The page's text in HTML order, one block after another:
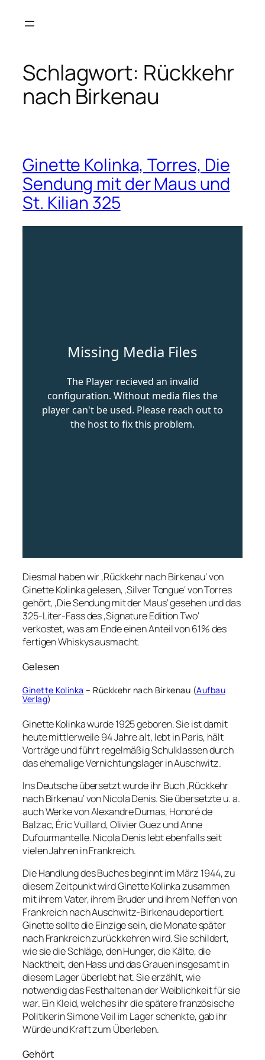
Inhalt
Schlagwort: Rückkehr
nach Birkenau
Ginette Kolinka, Torres, Die
Sendung mit der Maus und
St. Kilian 325
Diesmal haben wir ‚Rückkehr nach Birkenau‘ von
Ginette Kolinka gelesen, ‚Silver Tongue‘ von Torres
gehört, ‚Die Sendung mit der Maus‘ gesehen und das
325-Liter-Fass des ‚Signature Edition Two‘
verkostet, was am Ende einen Anteil von 61% des
fertigen Whiskys ausmacht.
Gelesen
Ginette Kolinka – Rückkehr nach Birkenau (Aufbau
Verlag)
Ginette Kolinka wurde 1925 geboren. Sie ist damit
heute mittlerweile 94 Jahre alt, lebt in Paris, hält
Vorträge und führt regelmäßig Schulklassen durch
das ehemalige Vernichtungslager in Auschwitz.
Ins Deutsche übersetzt wurde ihr Buch ‚Rückkehr
nach Birkenau‘ von Nicola Denis. Sie übersetzte u. a.
auch Werke von Alexandre Dumas, Honoré de
Balzac, Éric Vuillard, Olivier Guez und Anne
Dufourmantelle. Nicola Denis lebt ebenfalls seit
vielen Jahren in Frankreich.
Die Handlung des Buches beginnt im März 1944, zu
diesem Zeitpunkt wird Ginette Kolinka zusammen
mit ihrem Vater, ihrem Bruder und ihrem Neffen von
Frankreich nach Auschwitz-Birkenau deportiert.
Ginette sollte die Einzige sein, die Monate später
nach Frankreich zurückkehren wird. Sie schildert,
wie sie die Schläge, den Hunger, die Kälte, die
Nacktheit, den Hass und das Grauen insgesamt in
diesem Lager überlebt hat. Sie erzählt, wie
notwendig das Festhalten an der Weiblichkeit für sie
war. Ein Kleid, welches ihr die spätere französische
Politikerin Simone Veil im Lager schenkte, gab ihr
Würde und Kraft zum Überleben.
Gehört